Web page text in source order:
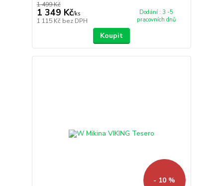
1 499 Kč
1 349 Kč/ks
1 115 Kč bez DPH
Dodání : 3 -5
pracovních dnů
Koupit
- 10 %